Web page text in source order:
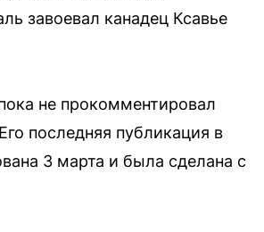
завоевал канадец Ксавье
не прокомментировал
последняя публикация в
3 марта и была сделана с